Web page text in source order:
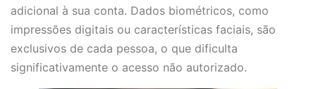
adicional à sua conta. Dados biométricos, como
impressões digitais ou características faciais, são
exclusivos de cada pessoa, o que dificulta
significativamente o acesso não autorizado.